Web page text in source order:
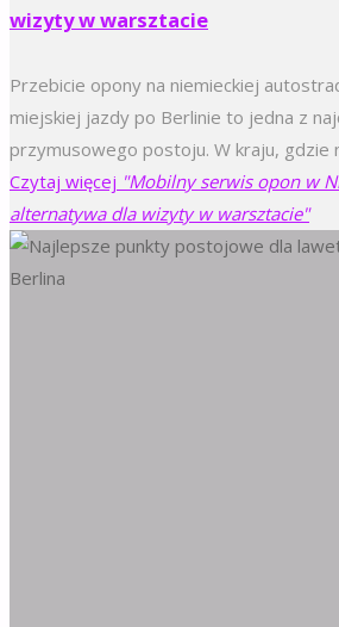
wizyty w warsztacie
Przebicie opony na niemieckiej
miejskiej jazdy po Berlinie to jedna z
przymusowego postoju. W kraju, gdzie
Czytaj więcej "Mobilny serwis opon w
alternatywa dla wizyty w warsztacie"